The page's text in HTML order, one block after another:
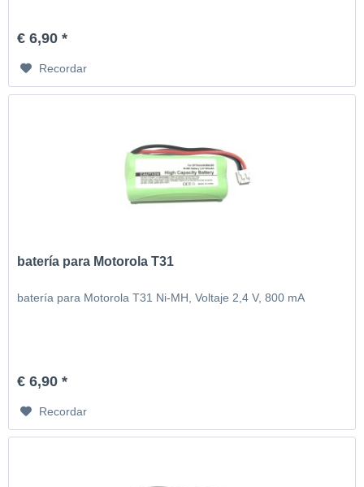
€ 6,90 *
Recordar
batería para Motorola T31
batería para Motorola T31 Ni-MH, Voltaje 2,4 V, 800 mA
€ 6,90 *
Recordar